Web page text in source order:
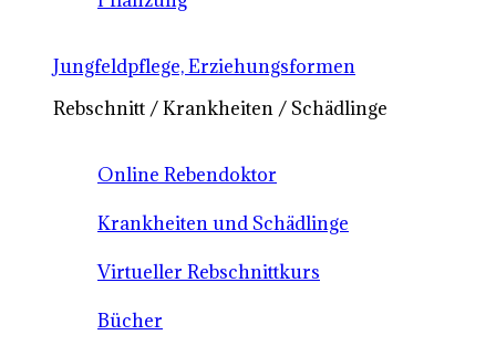
Jungfeldpflege, Erziehungsformen
Rebschnitt / Krankheiten / Schädlinge
Online Rebendoktor
Krankheiten und Schädlinge
Virtueller Rebschnittkurs
Bücher